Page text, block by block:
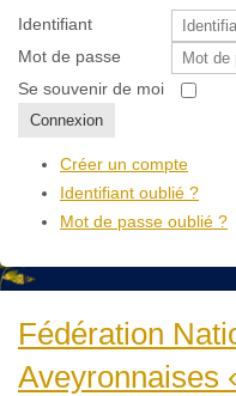
Identifiant
Mot de passe
Se souvenir de moi
Connexion
Créer un compte
Identifiant oublié ?
Mot de passe oublié ?
Fédération
Aveyronnaises